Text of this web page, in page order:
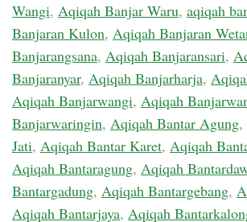
Wangi, Aqiqah Banjar Waru, aqiqah
Banjaran Kulon, Aqiqah Banjaran
Banjarangsana, Aqiqah Banjaransari,
Banjaranyar, Aqiqah Banjarharja,
Aqiqah Banjarwangi, Aqiqah
Banjarwaringin, Aqiqah Bantar Agung,
Jati, Aqiqah Bantar Karet, Aqiqah
Aqiqah Bantaragung, Aqiqah
Bantargadung, Aqiqah Bantargebang,
Aqiqah Bantarjaya, Aqiqah